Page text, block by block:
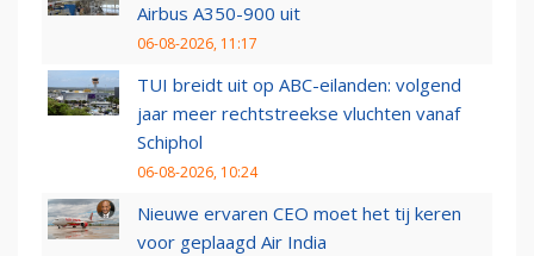
Airbus A350-900 uit
06-08-2026, 11:17
TUI breidt uit op ABC-eilanden: volgend
jaar meer rechtstreekse vluchten vanaf
Schiphol
06-08-2026, 10:24
Nieuwe ervaren CEO moet het tij keren
voor geplaagd Air India